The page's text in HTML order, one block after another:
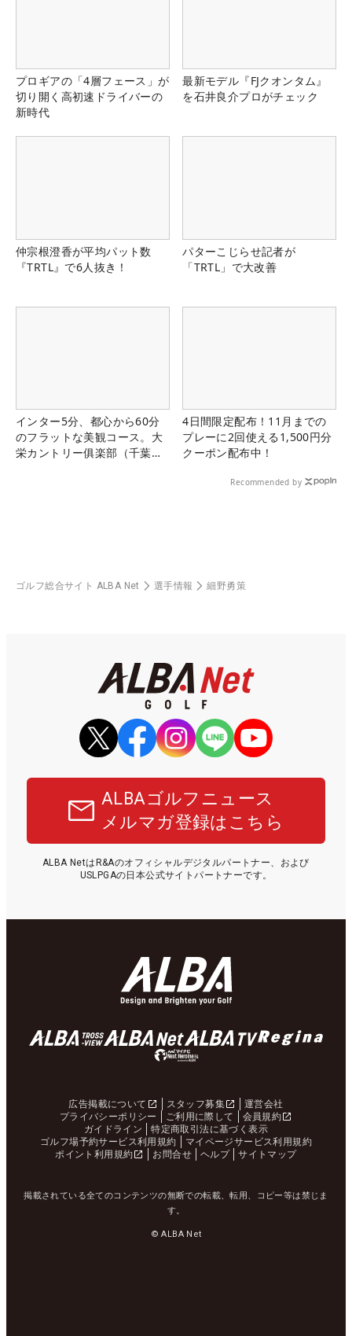
プロギアの「4層フェース」が
切り開く高初速ドライバーの
新時代
最新モデル『FJクオンタム』
を石井良介プロがチェック
仲宗根澄香が平均パット数
『TRTL』で6人抜き！
パターこじらせ記者が
「TRTL」で大改善
インター5分、都心から60分
のフラットな美観コース。大
栄カントリー俱楽部（千葉
4日間限定配布！11月までの
プレーに2回使える1,500円分
クーポン配布中！
Recommended by
ゴルフ総合サイト ALBA Net 選手情報 細野勇策
ALBAゴルフニュース
メルマガ登録はこちら
ALBA NetはR&Aのオフィシャルデジタルパートナー、および
USLPGAの日本公式サイトパートナーです。
広告掲載について スタッフ募集
運営会社
プライバシーポリシー
ご利用に際して
会員規約
ガイドライン
特定商取引法に基づく表示
ゴルフ場予約サービス利用規約
マイページサービス利用規約
ポイント利用規約
お問合せ ヘルプ サイトマップ
掲載されている全てのコンテンツの無断での転載、転用、コピー等は禁じま
す。
© ALBA Net